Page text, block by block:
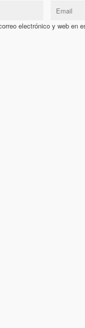
electrónico y web en